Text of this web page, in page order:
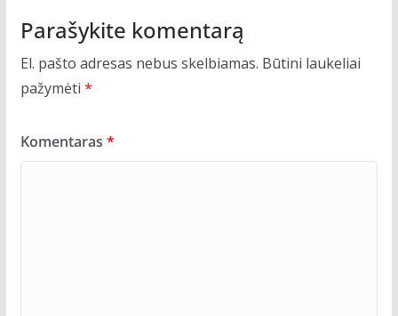
Parašykite komentarą
El. pašto adresas nebus skelbiamas. Būtini laukeliai
pažymėti *
Komentaras *